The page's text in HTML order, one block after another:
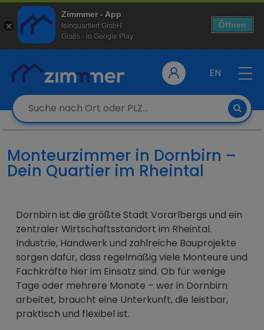
Zimmmer - App
feinquartiert GmbH
Gratis - in Google Play
Öffnen
EN
Monteurzimmer in Dornbirn –
Dein Quartier im Rheintal
Dornbirn ist die größte Stadt Vorarlbergs und ein
zentraler Wirtschaftsstandort im Rheintal.
Industrie, Handwerk und zahlreiche Bauprojekte
sorgen dafür, dass regelmäßig viele Monteure und
Fachkräfte hier im Einsatz sind. Ob für wenige
Tage oder mehrere Monate – wer in Dornbirn
arbeitet, braucht eine Unterkunft, die leistbar,
praktisch und flexibel ist.